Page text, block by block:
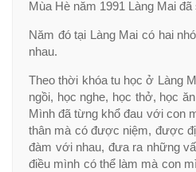
Mùa Hè năm 1991 Làng Mai
Năm đó tại Làng Mai có hai
nhau.
Theo thời khóa tu học ở Làng
ngồi, học nghe, học thở, học
Mình đã từng khổ đau với con
thân mà có được niệm, được
đàm với nhau, đưa ra những
điều mình có thể làm mà con